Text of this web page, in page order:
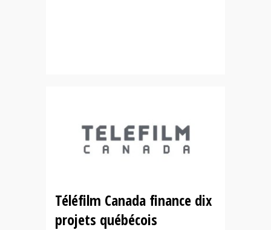
Téléfilm Canada finance dix
projets québécois